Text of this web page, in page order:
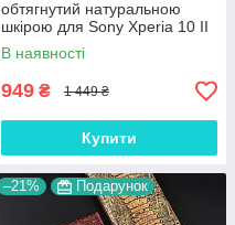
обтягнутий натуральною
шкірою для Sony Xperia 10 II
"SIGNATURE"
В наявності
949 ₴ 1 449 ₴
Купити
–21% Подарунок